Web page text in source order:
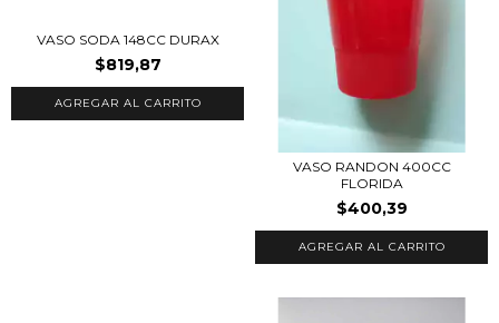
VASO SODA 148CC DURAX
$819,87
VASO RANDON 400CC
FLORIDA
$400,39